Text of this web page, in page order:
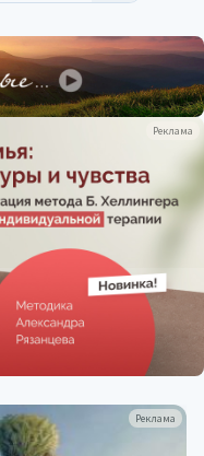
Реклама
Реклама